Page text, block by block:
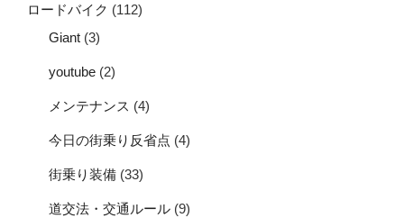
ロードバイク (112)
Giant (3)
youtube (2)
メンテナンス (4)
今日の街乗り反省点 (4)
街乗り装備 (33)
道交法・交通ルール (9)